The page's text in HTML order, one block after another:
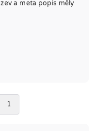
a meta popis měly
1